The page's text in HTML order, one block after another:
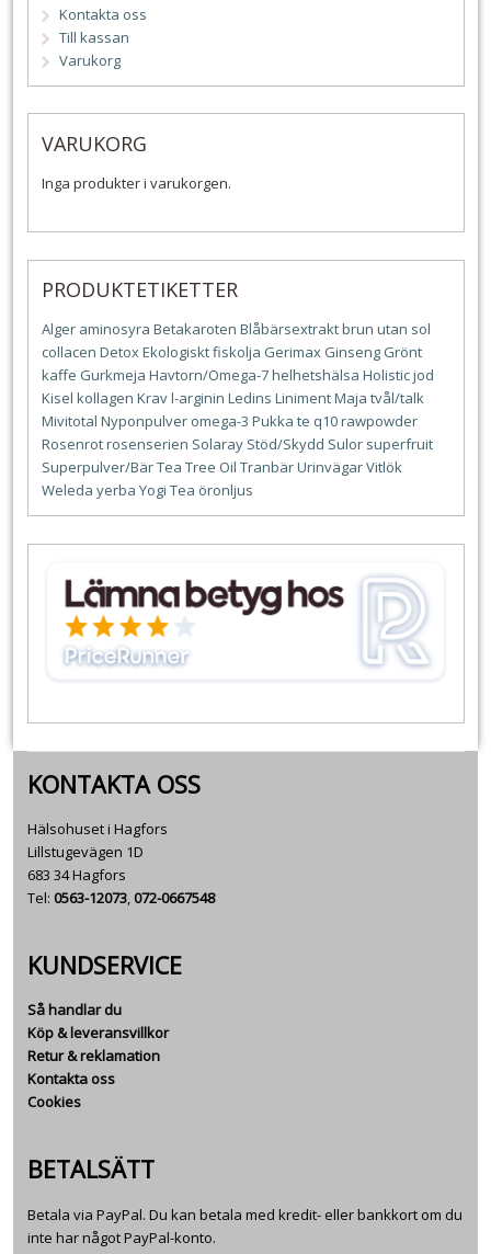
Kontakta oss
Till kassan
Varukorg
VARUKORG
Inga produkter i varukorgen.
PRODUKTETIKETTER
Alger aminosyra Betakaroten Blåbärsextraktbrun utan sol
collacen DetoxEkologisktfiskolja Gerimax Ginseng Grönt
kaffe Gurkmeja Havtorn/Omega-7helhetshälsa Holisticjod
Kisel kollagen Kravl-arginin Ledins LinimentMaja tvål/talk
Mivitotal Nyponpulver omega-3 Pukka te q10rawpowder
Rosenrotrosenserien Solaray Stöd/Skydd Sulor superfruit
Superpulver/BärTea Tree Oil TranbärUrinvägarVitlök
Weleda yerba Yogi Tea öronljus
KONTAKTA OSS
Hälsohuset i Hagfors
Lillstugevägen 1D
683 34 Hagfors
Tel: 0563-12073,072-0667548
KUNDSERVICE
Så handlar du
Köp & leveransvillkor
Retur & reklamation
Kontakta oss
Cookies
BETALSÄTT
Betala via PayPal. Du kan betala med kredit- eller bankkort om du
inte har något PayPal-konto.